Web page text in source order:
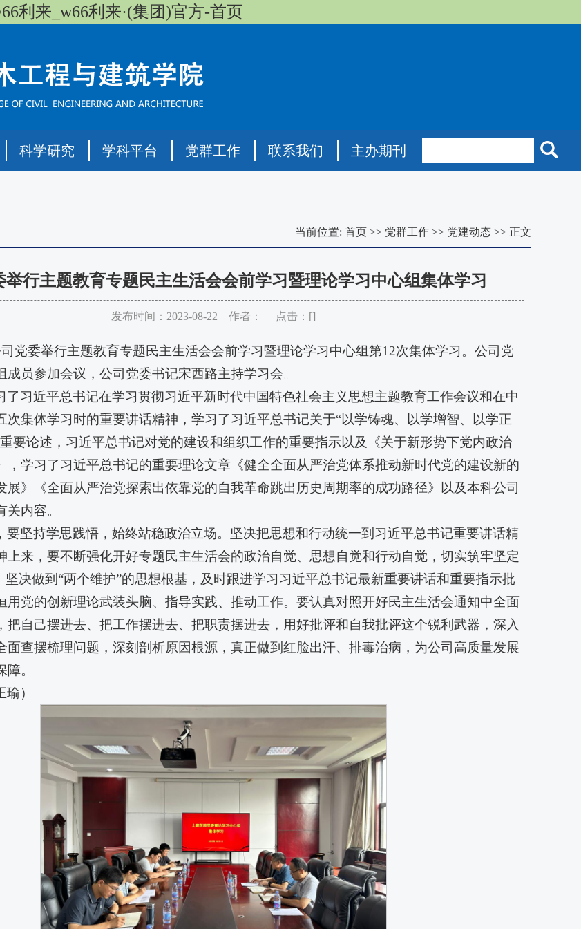
利来_w66利来·(集团)官方-首页
科学研究 学科平台 党群工作 联系我们 主办期刊
当前位置: 首页 >> 党群工作 >> 党建动态 >> 正文
举行主题教育专题民主生活会会前学习暨理论学习中心组集体学习
发布时间：2023-08-22 作者： 点击：[]
党委举行主题教育专题民主生活会会前学习暨理论学习中心组第12次集体学习。公司党
成员参加会议，公司党委书记宋西路主持学习会。
了习近平总书记在学习贯彻习近平新时代中国特色社会主义思想主题教育工作会议和在中
次集体学习时的重要讲话精神，学习了习近平总书记关于“以学铸魂、以学增智、以学正
要论述，习近平总书记对党的建设和组织工作的重要指示以及《关于新形势下党内政治
，学习了习近平总书记的重要理论文章《健全全面从严治党体系推动新时代党的建设新的
展》《全面从严治党探索出依靠党的自我革命跳出历史周期率的成功路径》以及本科公司
内容。
要坚持学思践悟，始终站稳政治立场。坚决把思想和行动统一到习近平总书记重要讲话精
上来，要不断强化开好专题民主生活会的政治自觉、思想自觉和行动自觉，切实筑牢坚定
坚决做到“两个维护”的思想根基，及时跟进学习习近平总书记最新重要讲话和重要指示批
用党的创新理论武装头脑、指导实践、推动工作。要认真对照开好民主生活会通知中全面
把自己摆进去、把工作摆进去、把职责摆进去，用好批评和自我批评这个锐利武器，深入
面查摆梳理问题，深刻剖析原因根源，真正做到红脸出汗、排毒治病，为公司高质量发展
。
瑜）